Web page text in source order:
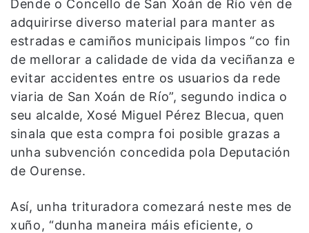
Dende o Concello de San Xoán de Río vén de
adquirirse diverso material para manter as
estradas e camiños municipais limpos “co fin
de mellorar a calidade de vida da veciñanza e
evitar accidentes entre os usuarios da rede
viaria de San Xoán de Río”, segundo indica o
seu alcalde, Xosé Miguel Pérez Blecua, quen
sinala que esta compra foi posible grazas a
unha subvención concedida pola Deputación
de Ourense.
Así, unha trituradora comezará neste mes de
xuño, “dunha maneira máis eficiente, o